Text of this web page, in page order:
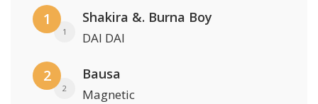
1
1
Shakira &. Burna Boy
DAI DAI
2
2
Bausa
Magnetic